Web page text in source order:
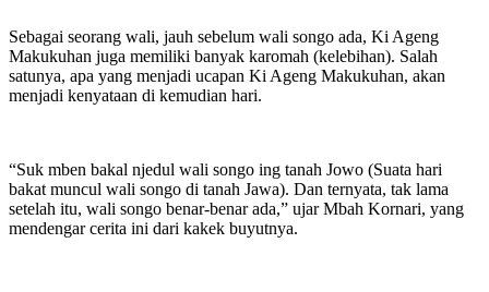
Sebagai seorang wali, jauh sebelum wali songo ada, Ki Ageng
Makukuhan juga memiliki banyak karomah (kelebihan). Salah
satunya, apa yang menjadi ucapan Ki Ageng Makukuhan, akan
menjadi kenyataan di kemudian hari.
“Suk mben bakal njedul wali songo ing tanah Jowo (Suata hari
bakat muncul wali songo di tanah Jawa). Dan ternyata, tak lama
setelah itu, wali songo benar-benar ada,” ujar Mbah Kornari, yang
mendengar cerita ini dari kakek buyutnya.